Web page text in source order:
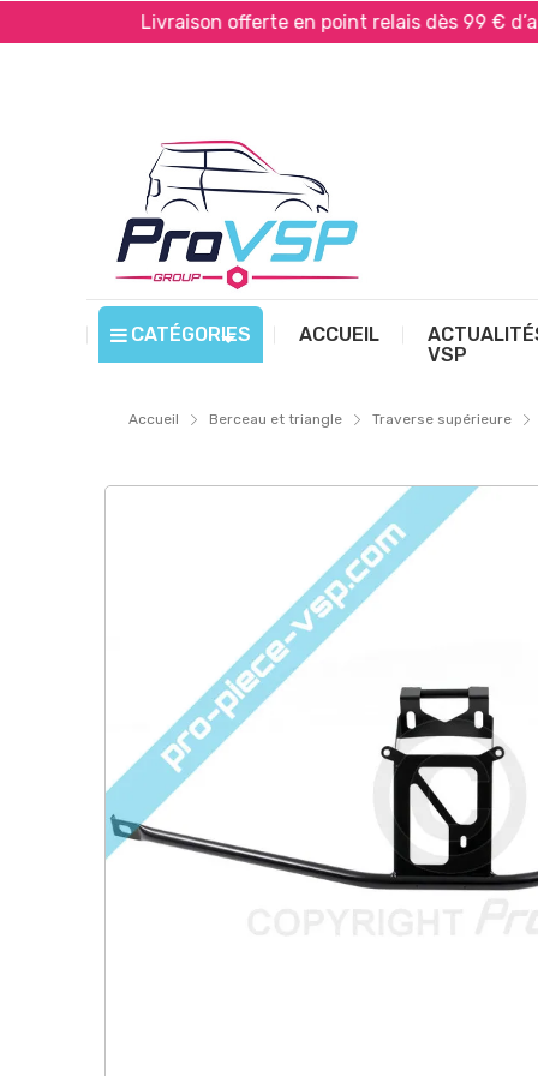
Livraison offerte en point relais dès 99 € d’achat*
CATÉGORIES ACCUEIL
VSP
Accueil Berceau et triangle Traverse supérieure